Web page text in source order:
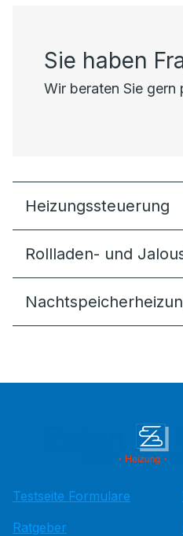
Sie haben
Wir beraten Sie gern
Heizungssteuer­ung
Rollladen- und
Testseite Formulare
Ratgeber